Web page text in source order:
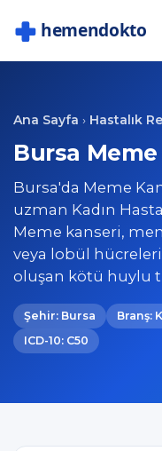
Ana Sayfa › Hastalık
Bursa
Bursa'da Meme
uzman Kadın
Meme kanseri,
veya lobül
oluşan kötü huylu
Şehir: Bursa
Branş:
ICD-10: C50